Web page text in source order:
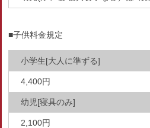
■子供料金規定
小学生[大人に準ずる]
4,400円
幼児[寝具のみ]
2,100円